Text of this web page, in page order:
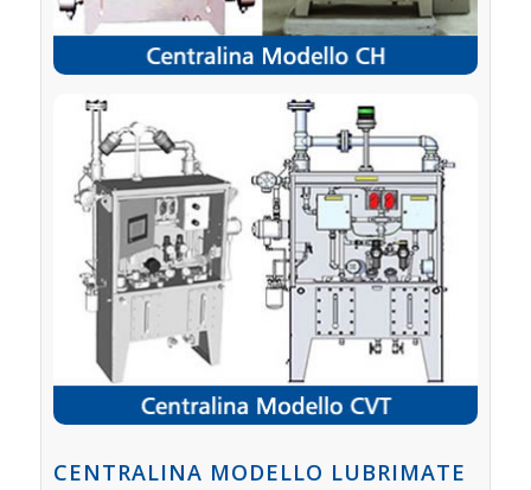
CENTRALINA MODELLO LUBRIMATE